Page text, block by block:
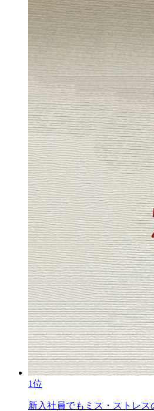
1位
新入社員でもミス・ストレ